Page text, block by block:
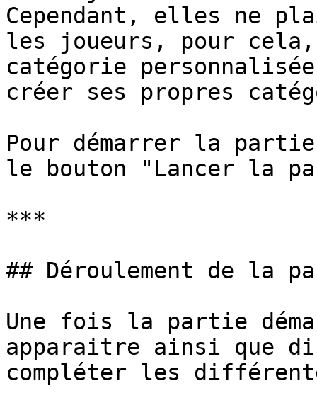
Cependant, elles ne
les joueurs, pour
catégorie
créer ses propres
Pour démarrer la
le bouton "Lancer la
***
## Déroulement de la
Une fois la partie
apparaitre ainsi que
compléter les